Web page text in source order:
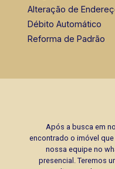
Alteração de
Débito Automático
Reforma de Padrão
Após a busca em
encontrado o imóvel
nossa equipe no
presencial. Teremos